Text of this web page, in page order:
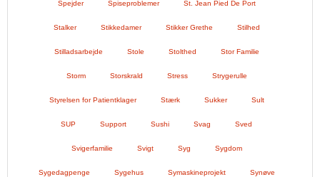
Spejder Spiseproblemer St. Jean Pied De Port
Stalker Stikkedamer Stikker Grethe Stilhed
Stilladsarbejde Stole Stolthed Stor Familie
Storm Storskrald Stress Strygerulle
Styrelsen for Patientklager Stærk Sukker Sult
SUP Support Sushi Svag Sved
Svigerfamilie Svigt Syg Sygdom
Sygedagpenge Sygehus Symaskineprojekt Synøve